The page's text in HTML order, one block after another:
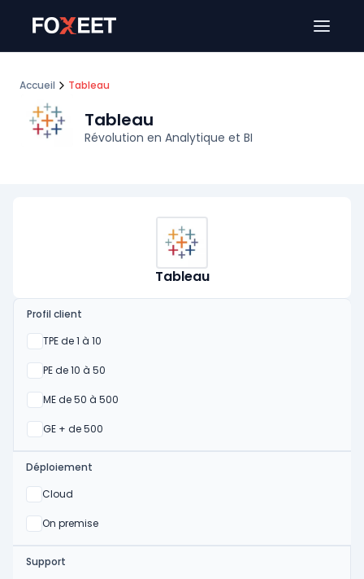
Accueil Tableau
Tableau
Révolution en Analytique et BI
Tableau
Profil client
TPE de 1 à 10
Oui
PE de 10 à 50
Oui
ME de 50 à 500
Oui
GE + de 500
Oui
Déploiement
Cloud
Oui
On premise
Oui
Support